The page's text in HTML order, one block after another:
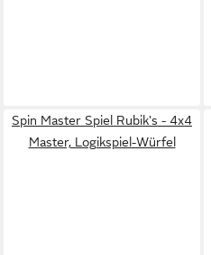
Spin Master Spiel Rubik's - 4x4
Master, Logikspiel-Würfel